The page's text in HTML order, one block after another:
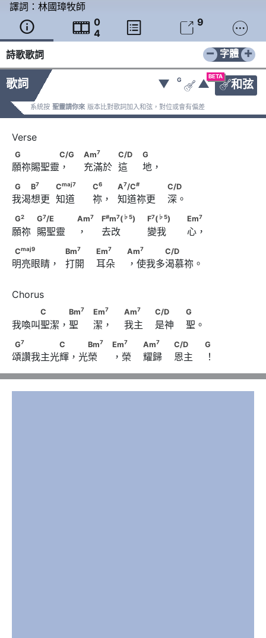
譯詞： 林國璋牧師
  0
4
  9 
詩歌歌詞 − +
字體
歌詞
BETA
和弦
▼ G
 ▲
系統按 聖靈請你來 版本比對歌詞加入和弦，對位或會有偏差
G　　　　　C/G                               Am
C/D　                              G
G C/G Am7 C/D G
願祢賜聖靈，     充滿於  這     地，
G　　B
C maj 7
C6 A
C/D
G B7 Cmaj7 C6 A7/C# C/D
我渴想更  知道      祢，  知道祢更    深。
G2 G7/E
Am
7 F #
F7
G2 G7/E Am7 F#m7( ♭5) F7( ♭5) Em7
願祢  賜聖靈    ，     去改         變我       心，
Cmaj9 Bm 7
Em7 Am
C/D
Cmaj9 Bm7 Em7 Am7 C/D
明亮眼睛，  打開    耳朵    ，使我多渴慕祢。
C　　 Bm7 Em
Am7 C/D
G
C Bm7 Em7 Am7 C/D G
我喚叫聖潔，聖     潔，    我主    是神    聖。
G7 C　 　Bm7 Em
Am
C/D
G
G7 C Bm7 Em7 Am7 C/D G
頌讚我主光輝，光榮     ，榮    耀歸    恩主    ！